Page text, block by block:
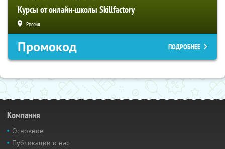
Курсы от онлайн-школы Skillfactory
Россия
Промокод ПОДРОБНЕЕ
Компания
Основное
Публикации о нас